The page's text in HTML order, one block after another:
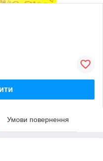
Умови повернення